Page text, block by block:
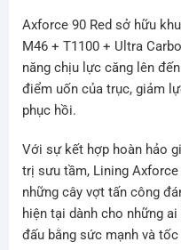
Axforce 90 Red sở hữu
M46 + T1100 + Ultra
năng chịu lực căng lên
điểm uốn của trục, giảm
phục hồi.
Với sự kết hợp hoàn hảo
trị sưu tầm, Lining
những cây vợt tấn công
hiện tại dành cho những
đấu bằng sức mạnh và